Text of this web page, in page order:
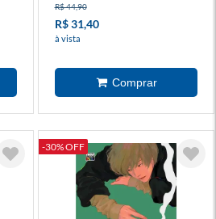
R$ 44,90
R$ 31,40
à vista
-30% OFF